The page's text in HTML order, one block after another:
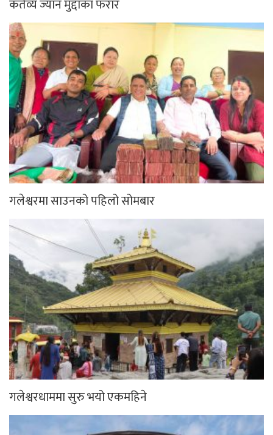
कर्तव्य ज्यान मुद्दाका फरार
गलेश्वरमा साउनको पहिलो सोमबार
गलेश्वरधाममा सुरु भयो एकमहिने